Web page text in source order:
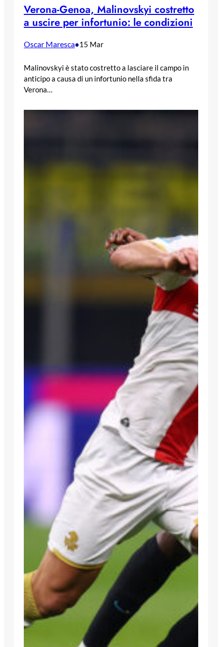
Verona-Genoa, Malinovskyi costretto
a uscire per infortunio: le condizioni
Oscar Maresca•15 Mar
Malinovskyi è stato costretto a lasciare il campo in
anticipo a causa di un infortunio nella sfida tra
Verona…